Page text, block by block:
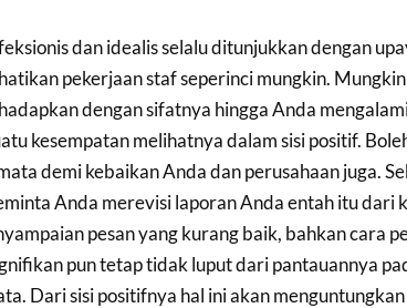
dan idealis selalu ditunjukkan dengan
pekerjaan staf seperinci mungkin.
dengan sifatnya hingga Anda
kesempatan melihatnya dalam sisi positif.
demi kebaikan Anda dan perusahaan juga.
Anda merevisi laporan Anda entah itu dari
pesan yang kurang baik, bahkan cara
pun tetap tidak luput dari pantauannya
Dari sisi positifnya hal ini akan